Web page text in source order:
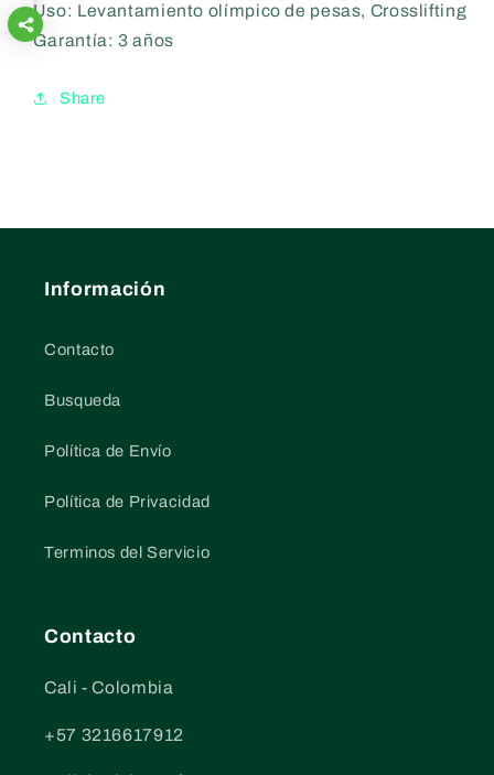
Uso: Levantamiento olímpico de pesas, Crosslifting
Garantía: 3 años
Share
Información
Contacto
Busqueda
Política de Envío
Política de Privacidad
Terminos del Servicio
Contacto
Cali - Colombia
+57 3216617912